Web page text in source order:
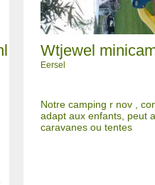
Wtjewel
Eersel
Notre camping r nov ,
adapt aux enfants, peut
caravanes ou tentes